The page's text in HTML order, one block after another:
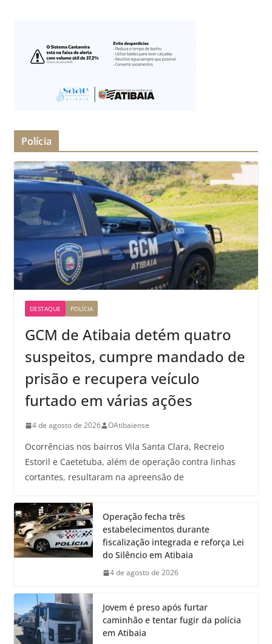
Polícia
DESTAQUE POLÍCIA
GCM de Atibaia detém quatro
suspeitos, cumpre mandado de
prisão e recupera veículo
furtado em várias ações
4 de agosto de 2026 OAtibaiense
Ocorrências nos bairros Vila Santa Clara, Recreio
Estoril e Caetetuba, além de operação contra linhas
cortantes, resultaram na apreensão de
Operação fecha três
estabelecimentos durante
fiscalização integrada e reforça Lei
do Silêncio em Atibaia
4 de agosto de 2026
Jovem é preso após furtar
caminhão e tentar fugir da polícia
em Atibaia